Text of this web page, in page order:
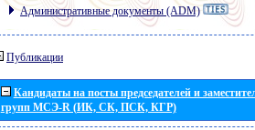
Административные документы (ADM)
Публикации
Кандидаты на посты председателей и
групп МСЭ-R (ИК, СК, ПСК, КГР)